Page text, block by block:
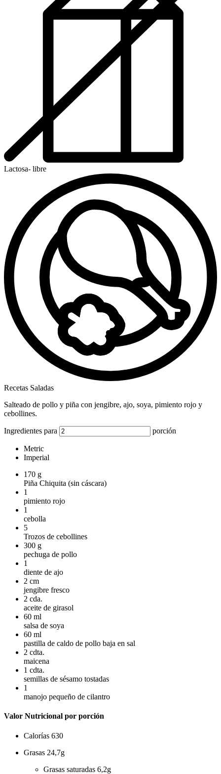
Lactosa- libre
Recetas Saladas
Salteado de pollo y piña con jengibre, ajo, soya, pimiento rojo y
cebollines.
Ingredientes para porción
Metric
Imperial
170 g
Piña Chiquita (sin cáscara)
1
pimiento rojo
1
cebolla
5
Trozos de cebollines
300 g
pechuga de pollo
1
diente de ajo
2 cm
jengibre fresco
2 cda.
aceite de girasol
60 ml
salsa de soya
60 ml
pastilla de caldo de pollo baja en sal
2 cdta.
maicena
1 cdta.
semillas de sésamo tostadas
1
manojo pequeño de cilantro
Valor Nutricional por porción
Calorías 630
Grasas 24,7g
Grasas saturadas 6,2g